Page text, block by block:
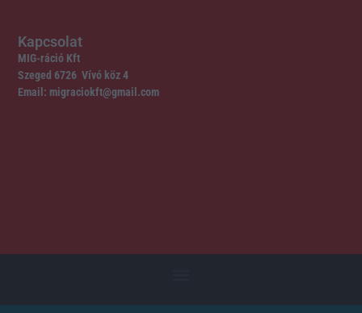
Kapcsolat
MIG-ráció Kft
Szeged 6726 Vívó köz 4
Email: migraciokft@gmail.com